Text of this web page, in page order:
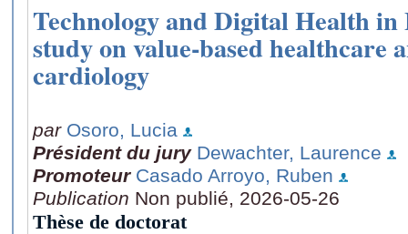
Technology and Digital Health
study on value-based healthcare
cardiology
par Osoro, Lucia
Président du jury Dewachter, Laurence
Promoteur Casado Arroyo, Ruben
Publication Non publié, 2026-05-26
Thèse de doctorat